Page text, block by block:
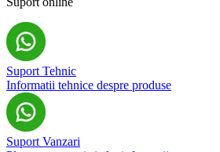
Suport Tehnic
Informatii tehnice despre produse
Suport Vanzari